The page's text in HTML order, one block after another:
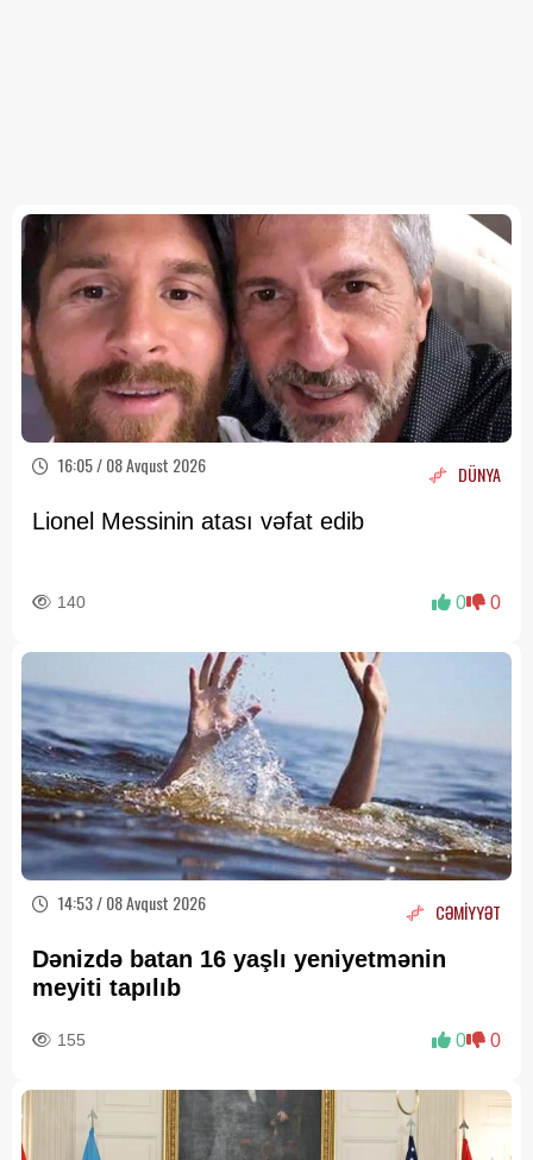
16:05 / 08 Avqust 2026 DÜNYA
Lionel Messinin atası vəfat edib
140 0 0
14:53 / 08 Avqust 2026 CƏMİYYƏT
Dənizdə batan 16 yaşlı yeniyetmənin
meyiti tapılıb
155 0 0